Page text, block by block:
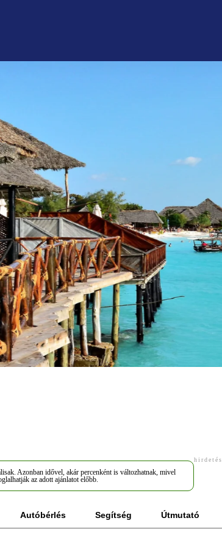
hirdetés
Azonban idővel, akár percenként is változhatnak, mivel
az adott ajánlatot előbb.
Autóbérlés Segítség Útmutató